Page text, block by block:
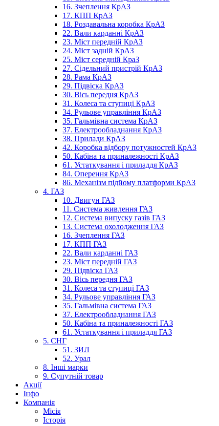
16. Зчеплення КрАЗ
17. КПП КрАЗ
18. Роздавальна коробка КрАЗ
22. Вали карданні КрАЗ
23. Міст передній КрАЗ
24. Міст задній КрАЗ
25. Міст середній КраЗ
27. Сідельний пристрій КрАЗ
28. Рама КрАЗ
29. Підвіска КрАЗ
30. Вісь передня КрАЗ
31. Колеса та ступиці КрАЗ
34. Рульове управління КрАЗ
35. Гальмівна система КрАЗ
37. Електрообладнання КрАЗ
38. Прилади КрАЗ
42. Коробка відбору потужностей КрАЗ
50. Кабіна та приналежності КрАЗ
61. Устаткування і приладдя КрАЗ
84. Оперення КрАЗ
86. Механізм підйому платформи КрАЗ
4. ГАЗ
10. Двигун ГАЗ
11. Система живлення ГАЗ
12. Система випуску газів ГАЗ
13. Система охолодження ГАЗ
16. Зчеплення ГАЗ
17. КПП ГАЗ
22. Вали карданні ГАЗ
23. Міст передній ГАЗ
29. Підвіска ГАЗ
30. Вісь передня ГАЗ
31. Колеса та ступиці ГАЗ
34. Рульове управління ГАЗ
35. Гальмівна система ГАЗ
37. Електрообладнання ГАЗ
50. Кабіна та приналежності ГАЗ
61. Устаткування і приладдя ГАЗ
5. СНГ
51. ЗИЛ
52. Урал
8. Інші марки
9. Супутній товар
Акції
Інфо
Компанія
Місія
Історія